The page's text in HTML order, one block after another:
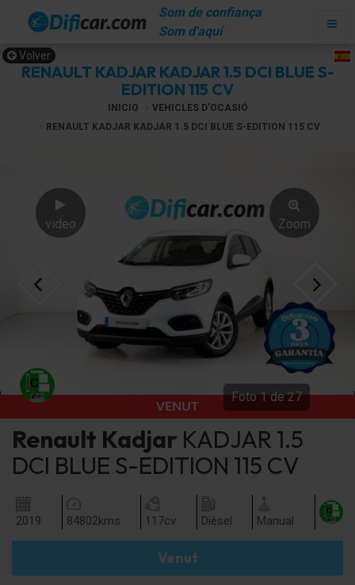
Som de confiança
Som d'aquí
RENAULT KADJAR KADJAR 1.5 DCI BLUE S-
EDITION 115 CV
Volver
INICIO
VEHICLES D'OCASIÓ
RENAULT KADJAR KADJAR 1.5 DCI BLUE S-EDITION 115 CV
Zoom
video
VENUT
Foto1de27
Renault Kadjar KADJAR 1.5
DCI BLUE S-EDITION 115 CV
2019 84802kms 117cv Dièsel Manual
Venut